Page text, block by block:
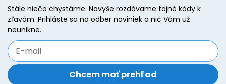
Stále niečo chystáme. Navyše rozdávame tajné kódy k
zľavám. Prihláste sa na odber noviniek a nič Vám už
neunikne.